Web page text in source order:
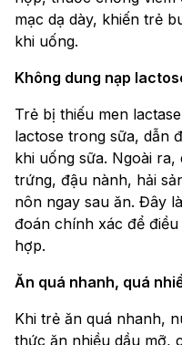
mạc dạ dày, khiến trẻ
khi uống.
Không dung nạp
Trẻ bị thiếu men
lactose trong sữa, dẫn
khi uống sữa. Ngoài
trứng, đậu nành, hải
nôn ngay sau ăn. Đây
đoán chính xác để
hợp.
Ăn quá nhanh, quá
Khi trẻ ăn quá nhanh,
thức ăn nhiều dầu mỡ,